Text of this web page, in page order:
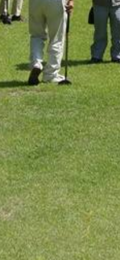
PLAY /
お食事
バーベ
ラーケ
レスト
森の食